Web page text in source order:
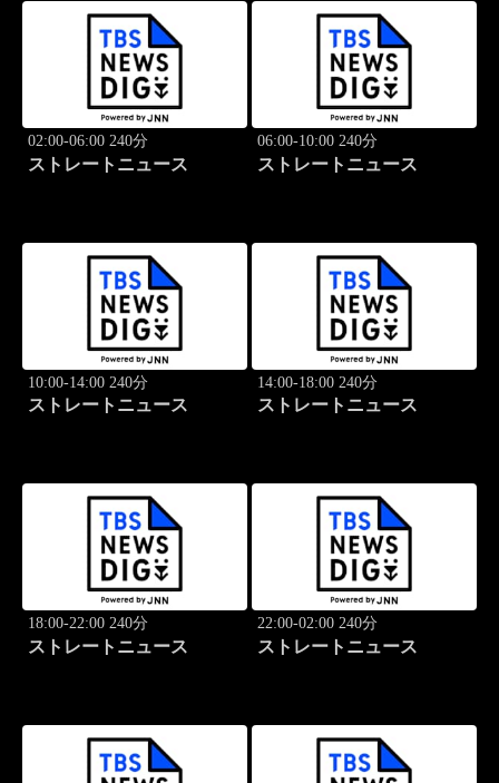
02:00-06:00 240分
ストレートニュース
06:00-10:00 240分
ストレートニュース
10:00-14:00 240分
ストレートニュース
14:00-18:00 240分
ストレートニュース
18:00-22:00 240分
ストレートニュース
22:00-02:00 240分
ストレートニュース